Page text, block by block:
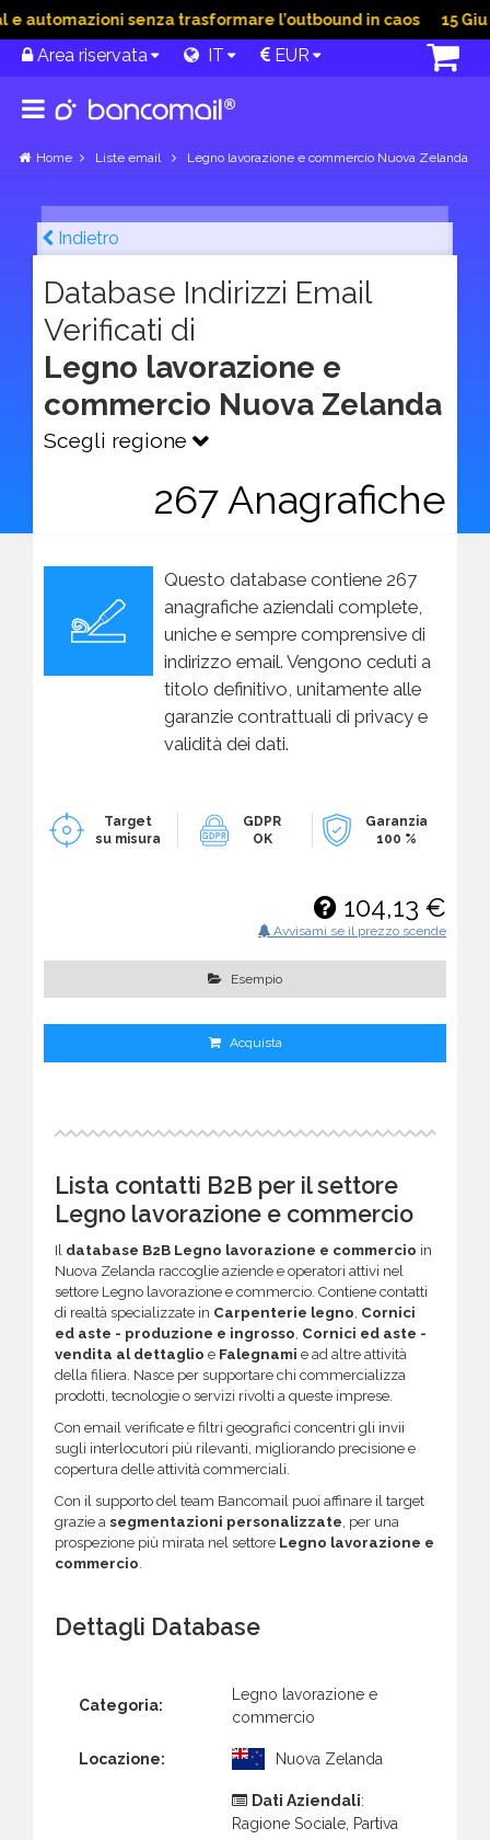
senza trasformare l’outbound in caos 15 Giu
Area riservata IT EUR
Home Liste email Legno lavorazione e commercio Nuova Zelanda
Indietro
Database Indirizzi Email
Verificati di
Legno lavorazione e
commercio Nuova Zelanda
Scegli regione
267 Anagrafiche
Questo database contiene 267
anagrafiche aziendali complete,
uniche e sempre comprensive di
indirizzo email. Vengono ceduti a
titolo definitivo, unitamente alle
garanzie contrattuali di privacy e
validità dei dati.
Target
su misura
GDPR
OK
Garanzia
100 %
104,13 €
Avvisami se il prezzo scende
Esempio
Acquista
Lista contatti B2B per il settore
Legno lavorazione e commercio
Il database B2B Legno lavorazione e commercio in
Nuova Zelanda raccoglie aziende e operatori attivi nel
settore Legno lavorazione e commercio. Contiene contatti
di realtà specializzate in Carpenterie legno, Cornici
ed aste - produzione e ingrosso, Cornici ed aste -
vendita al dettaglio e Falegnami e ad altre attività
della filiera. Nasce per supportare chi commercializza
prodotti, tecnologie o servizi rivolti a queste imprese.
Con email verificate e filtri geografici concentri gli invii
sugli interlocutori più rilevanti, migliorando precisione e
copertura delle attività commerciali.
Con il supporto del team Bancomail puoi affinare il target
grazie a segmentazioni personalizzate, per una
prospezione più mirata nel settore Legno lavorazione e
commercio.
Dettagli Database
Categoria:
Legno lavorazione e
commercio
Locazione: Nuova Zelanda
Dati Aziendali:
Ragione Sociale, Partiva